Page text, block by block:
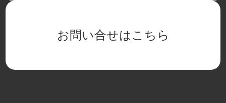
お問い合せはこちら